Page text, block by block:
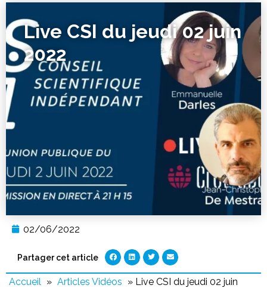
Live CSI du jeudi 02 juin
2022
02/06/2022
Partager cet article
Accueil » Articles Vidéos » Live CSI du jeudi 02 juin